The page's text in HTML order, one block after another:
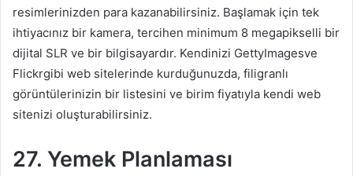
resimlerinizden para kazanabilirsiniz. Başlamak için tek
ihtiyacınız bir kamera, tercihen minimum 8 megapikselli bir
dijital SLR ve bir bilgisayardır. Kendinizi GettyImagesve
Flickrgibi web sitelerinde kurduğunuzda, filigranlı
görüntülerinizin bir listesini ve birim fiyatıyla kendi web
sitenizi oluşturabilirsiniz.
27. Yemek Planlaması